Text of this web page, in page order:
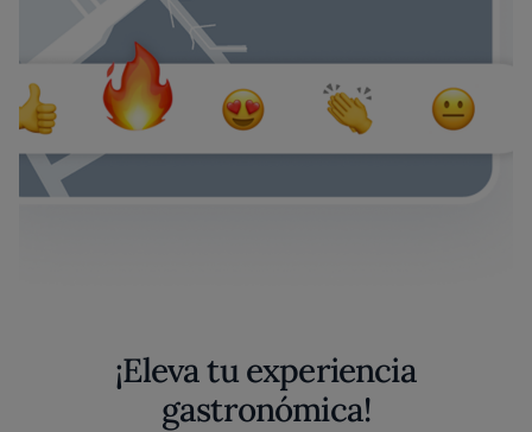
¡Eleva tu experiencia
gastronómica!